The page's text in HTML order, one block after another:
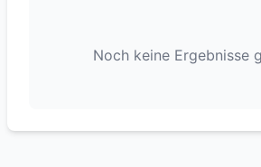
Noch keine Ergebnisse